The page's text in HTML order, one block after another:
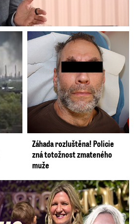
Záhada rozluštěna! Policie
zná totožnost zmateného
muže
Z dárce spermatu pravý táta